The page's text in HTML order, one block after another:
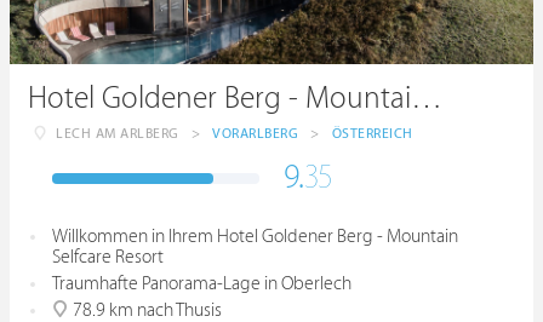
Hotel Goldener Berg - Mountain Selfcare Resort
LECH AM ARLBERG > VORARLBERG > ÖSTERREICH
9.35
Willkommen in Ihrem Hotel Goldener Berg - Mountain
Selfcare Resort
Traumhafte Panorama-Lage in Oberlech
78.9 km nach Thusis